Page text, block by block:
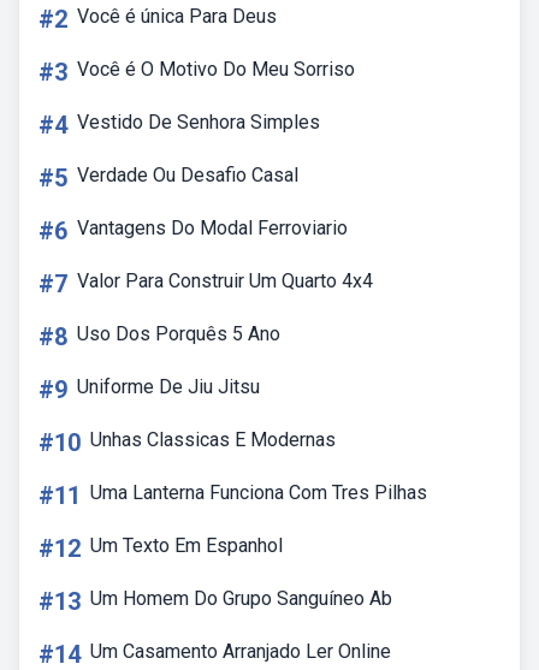
#2 Você é única Para Deus
#3 Você é O Motivo Do Meu Sorriso
#4 Vestido De Senhora Simples
#5 Verdade Ou Desafio Casal
#6 Vantagens Do Modal Ferroviario
#7 Valor Para Construir Um Quarto 4x4
#8 Uso Dos Porquês 5 Ano
#9 Uniforme De Jiu Jitsu
#10 Unhas Classicas E Modernas
#11 Uma Lanterna Funciona Com Tres Pilhas
#12 Um Texto Em Espanhol
#13 Um Homem Do Grupo Sanguíneo Ab
#14 Um Casamento Arranjado Ler Online